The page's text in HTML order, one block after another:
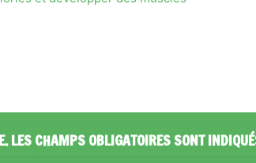
LES CHAMPS OBLIGATOIRES SONT